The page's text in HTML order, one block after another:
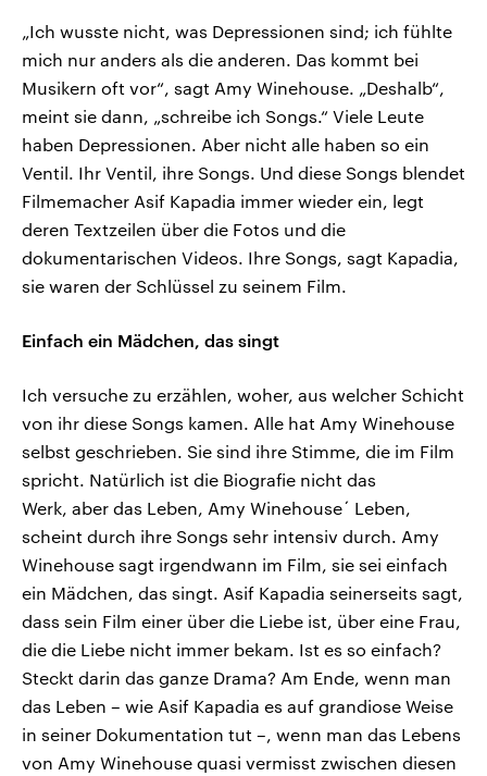
„Ich wusste nicht, was Depressionen sind; ich fühlte
mich nur anders als die anderen. Das kommt bei
Musikern oft vor“, sagt Amy Winehouse. „Deshalb“,
meint sie dann, „schreibe ich Songs.“ Viele Leute
haben Depressionen. Aber nicht alle haben so ein
Ventil. Ihr Ventil, ihre Songs. Und diese Songs blendet
Filmemacher Asif Kapadia immer wieder ein, legt
deren Textzeilen über die Fotos und die
dokumentarischen Videos. Ihre Songs, sagt Kapadia,
sie waren der Schlüssel zu seinem Film.
Einfach ein Mädchen, das singt
Ich versuche zu erzählen, woher, aus welcher Schicht
von ihr diese Songs kamen. Alle hat Amy Winehouse
selbst geschrieben. Sie sind ihre Stimme, die im Film
spricht. Natürlich ist die Biografie nicht das
Werk, aber das Leben, Amy Winehouse´ Leben,
scheint durch ihre Songs sehr intensiv durch. Amy
Winehouse sagt irgendwann im Film, sie sei einfach
ein Mädchen, das singt. Asif Kapadia seinerseits sagt,
dass sein Film einer über die Liebe ist, über eine Frau,
die die Liebe nicht immer bekam. Ist es so einfach?
Steckt darin das ganze Drama? Am Ende, wenn man
das Leben – wie Asif Kapadia es auf grandiose Weise
in seiner Dokumentation tut –, wenn man das Lebens
von Amy Winehouse quasi vermisst zwischen diesen